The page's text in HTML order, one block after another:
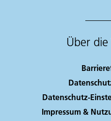
Über
Datenschutz-
Impressum &